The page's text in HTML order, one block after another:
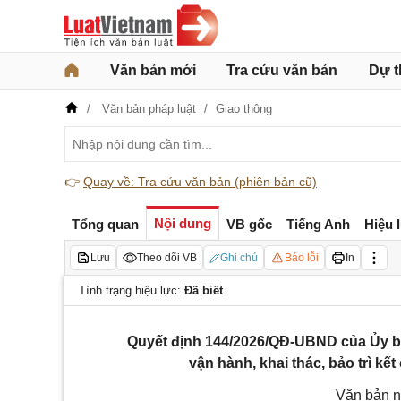
Văn bản mới Tra cứu văn bản Dự
Văn bản pháp luật Giao thông
👉 Quay về: Tra cứu văn bản (phiên bản cũ)
Tổng quan Nội dung VB gốc Tiếng Anh Hiệu
Lưu Theo dõi VB Ghi chú Báo lỗi In
Tình trạng hiệu lực: Đã biết
Quyết định 144/2026/QĐ-UBND của Ủy
vận hành, khai thác, bảo trì
Văn bản